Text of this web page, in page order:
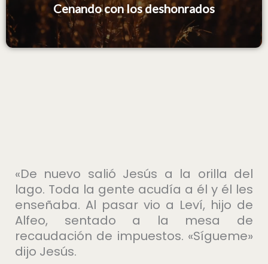
Cenando con los deshonrados
«De nuevo salió Jesús a la orilla del
lago. Toda la gente acudía a él y él les
enseñaba. Al pasar vio a Leví, hijo de
Alfeo, sentado a la mesa de
recaudación de impuestos. «Sígueme»
dijo Jesús.